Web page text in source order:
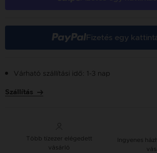
Fizetés egy
Várható szállítási idő: 1-3 nap
Szállítás
Több tízezer elégedett
vásárló
Ingyenes